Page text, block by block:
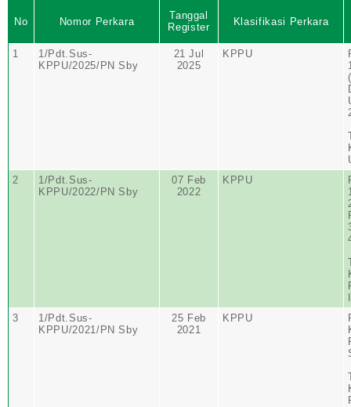
No Nomor Perkara
Tanggal
Register
Klasifikasi Perkara
1
1/Pdt.Sus-
KPPU/2025/PN Sby
21 Jul
2025
KPPU
2
1/Pdt.Sus-
KPPU/2022/PN Sby
07 Feb
2022
KPPU
3
1/Pdt.Sus-
KPPU/2021/PN Sby
25 Feb
2021
KPPU